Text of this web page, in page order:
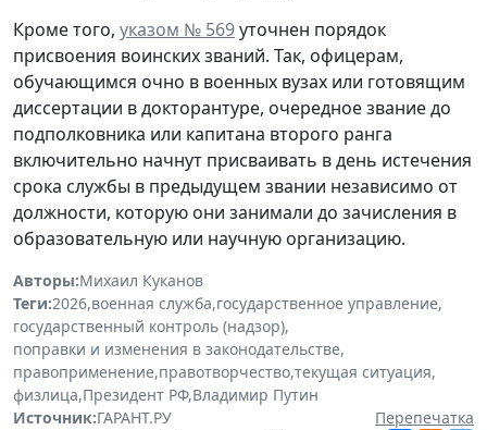
Кроме того, указом № 569уточнен порядок
присвоения воинских званий. Так, офицерам,
обучающимся очно в военных вузах или готовящим
диссертации в докторантуре, очередное звание до
подполковника или капитана второго ранга
включительно начнут присваивать в день истечения
срока службы в предыдущем звании независимо от
должности, которую они занимали до зачисления в
образовательную или научную организацию.
Авторы:Михаил Куканов
Теги:2026,военная служба,государственное управление,
государственный контроль (надзор),
поправки и изменения в законодательстве,
правоприменение,правотворчество,текущая ситуация,
физлица,Президент РФ,Владимир Путин
Источник:ГАРАНТ.РУ
Перепечатка